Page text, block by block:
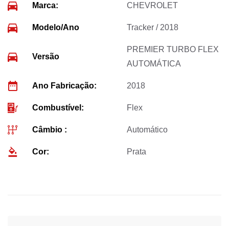
Marca: CHEVROLET
Modelo/Ano Tracker / 2018
Versão
PREMIER TURBO FLEX
AUTOMÁTICA
Ano Fabricação: 2018
Combustível: Flex
Câmbio : Automático
Cor: Prata